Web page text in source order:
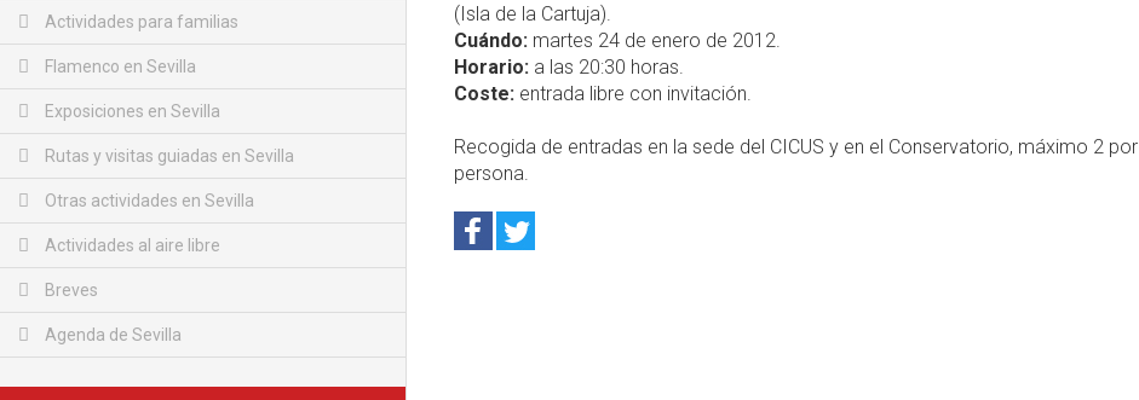
Actividades para familias
Flamenco en Sevilla
Exposiciones en Sevilla
Rutas y visitas guiadas en Sevilla
Otras actividades en Sevilla
Actividades al aire libre
Breves
Agenda de Sevilla
(Isla de la Cartuja).
Cuándo: martes 24 de enero de 2012.
Horario: a las 20:30 horas.
Coste: entrada libre con invitación.
Recogida de entradas en la sede del CICUS y en el Conservatorio, máximo 2 por
persona.